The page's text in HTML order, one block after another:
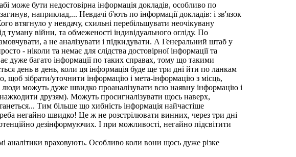
бути недостовірна інформація докладів, особливо по
наприклад,... Невдачі б'ють по інформації докладів: і зв'язок
втягнуло у невдачу, схильні перебільшувати неочікувану
туману війни, та обмеженості індивідуального огліду. По
а не аналізувати і підкидувати. А Генеральний штаб у
- ніколи та немає для слідства достовірної інформації та
дуже багато інформації по таких справах, тому що такими
день в день, коли ця інформація буде ще три дні йти по ланкам
зібрати/уточнити інформацію і мета-інформацію з місць,
можуть дуже швидко проаналізувати всю наявну інформацію і
нажкодити друзям). Можуть просигналізувати щось наверх,
Тим більше що хибність інформація найчастіше
негайно швидко! Це ж не розстрілювати винних, через три дні
дезінформуючих. І при можливості, негайно підсвітити
аналітики враховують. Особливо коли вони щось дуже різке